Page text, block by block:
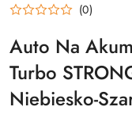
(0)
Auto Na
Turbo
Niebiesko-